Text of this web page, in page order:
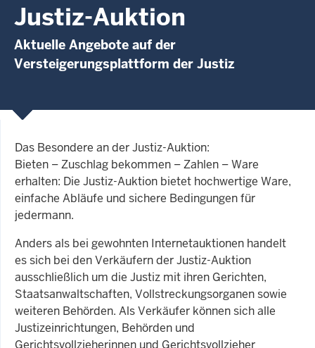
Justiz-Auktion
Aktuelle Angebote auf der
Versteigerungsplattform der Justiz
Das Besondere an der Justiz-Auktion:
Bieten – Zuschlag bekommen – Zahlen – Ware
erhalten: Die Justiz-Auktion bietet hochwertige Ware,
einfache Abläufe und sichere Bedingungen für
jedermann.
Anders als bei gewohnten Internetauktionen handelt
es sich bei den Verkäufern der Justiz-Auktion
ausschließlich um die Justiz mit ihren Gerichten,
Staatsanwaltschaften, Vollstreckungsorganen sowie
weiteren Behörden. Als Verkäufer können sich alle
Justizeinrichtungen, Behörden und
Gerichtsvollzieherinnen und Gerichtsvollzieher